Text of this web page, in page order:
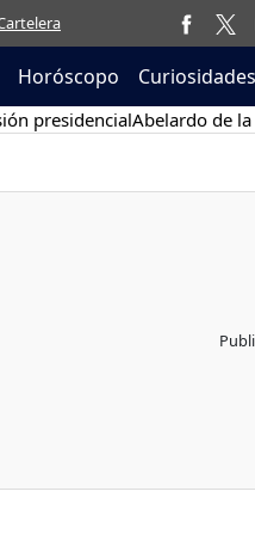
Horóscopo Curiosidades
presidencialAbelardo de